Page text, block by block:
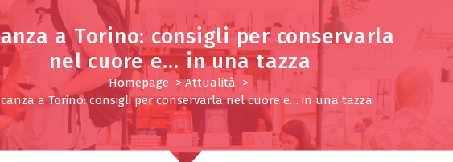
a Torino: consigli per conservarla
nel cuore e… in una tazza
Homepage >Attualità >
a Torino: consigli per conservarla nel cuore e… in una tazza